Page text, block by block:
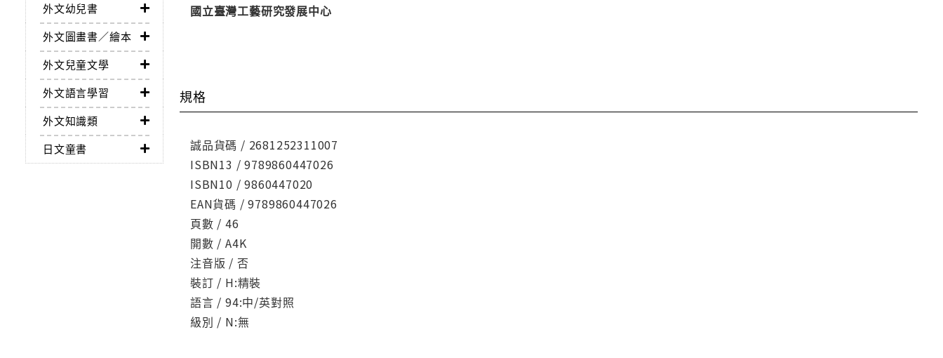
外文幼兒書
外文圖畫書／繪本
外文兒童文學
外文語言學習
外文知識類
日文童書
國立臺灣工藝研究發展中心
規格
誠品貨碼 / 2681252311007
ISBN13 / 9789860447026
ISBN10 / 9860447020
EAN貨碼 / 9789860447026
頁數 / 46
開數 / A4K
注音版 / 否
裝訂 / H:精裝
語言 / 94:中/英對照
級別 / N:無